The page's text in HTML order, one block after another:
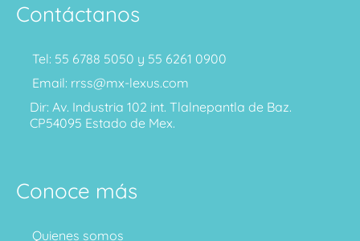
Contáctanos
Tel: 55 6788 5050 y 55 6261 0900
Email: rrss@mx-lexus.com
Dir: Av. Industria 102 int. Tlalnepantla de Baz.
CP54095 Estado de Mex.
Conoce más
Quienes somos